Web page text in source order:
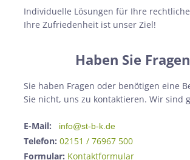
Individuelle Lösungen für Ihre
Ihre Zufriedenheit ist unser Ziel!
Haben Sie
Sie haben Fragen oder benötigen eine
Sie nicht, uns zu kontaktieren. Wir sind
E-Mail: info@st-b-k.de
Telefon: 02151 / 76967 500
Formular: Kontaktformular